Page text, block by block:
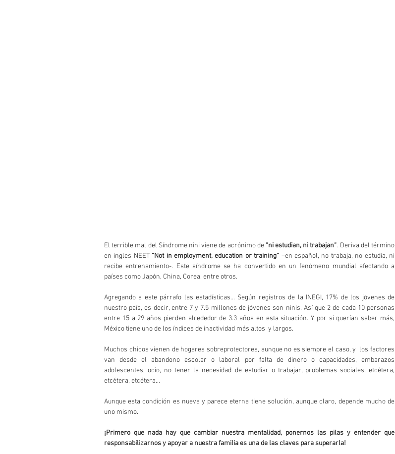
El terrible mal del Síndrome nini viene de acrónimo de “ni estudian, ni trabajan“. Deriva del término
en ingles NEET “Not in employment, education or training“ –en español, no trabaja, no estudia, ni
recibe entrenamiento-. Este síndrome se ha convertido en un fenómeno mundial afectando a
países como Japón, China, Corea, entre otros.
Agregando a este párrafo las estadísticas… Según registros de la INEGI, 17% de los jóvenes de
nuestro país, es decir, entre 7 y 7.5 millones de jóvenes son ninis. Así que 2 de cada 10 personas
entre 15 a 29 años pierden alrededor de 3.3 años en esta situación. Y por si querían saber más,
México tiene uno de los índices de inactividad más altos  y largos.
Muchos chicos vienen de hogares sobreprotectores, aunque no es siempre el caso, y  los factores
van desde el abandono escolar o laboral por falta de dinero o capacidades, embarazos
adolescentes, ocio, no tener la necesidad de estudiar o trabajar, problemas sociales, etcétera,
etcétera, etcétera…
Aunque esta condición es nueva y parece eterna tiene solución, aunque claro, depende mucho de
uno mismo.
¡Primero que nada hay que cambiar nuestra mentalidad, ponernos las pilas y entender que
responsabilizarnos y apoyar a nuestra familia es una de las claves para superarla!